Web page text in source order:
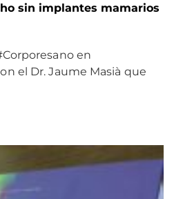
sin implantes mamarios
en
el Dr. Jaume Masià que